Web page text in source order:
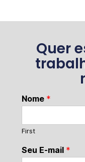
Quer
Nome *
First
Seu E-mail *